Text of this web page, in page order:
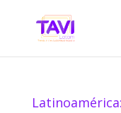
Latinoamérica: